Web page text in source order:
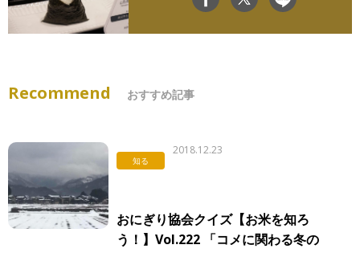
Recommend おすすめ記事
知る
2018.12.23
おにぎり協会クイズ【お米を知ろ
う！】Vol.222 「コメに関わる冬の